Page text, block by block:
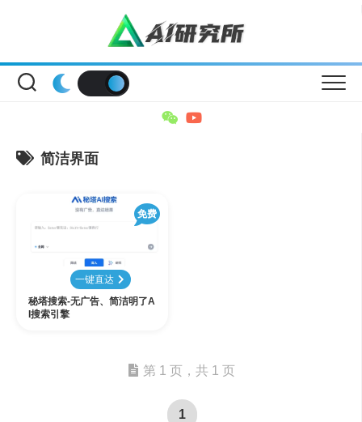
简洁界面
免费
一键直达
秘塔搜索-无广告、简洁明了A
I搜索引擎
第 1 页，共 1 页
1